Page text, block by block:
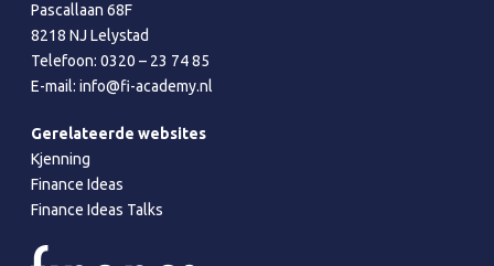
Pascallaan 68F
8218 NJ Lelystad
Telefoon:0320 – 23 74 85
E-mail:info@fi-academy.nl
Gerelateerde websites
Kjenning
Finance Ideas
Finance Ideas Talks